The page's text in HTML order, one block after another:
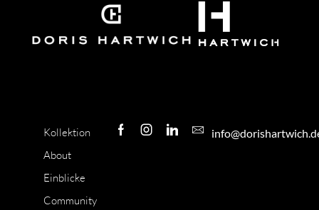
Kollektion
About
Einblicke
Community